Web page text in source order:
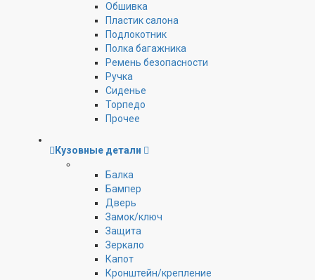
Обшивка
Пластик салона
Подлокотник
Полка багажника
Ремень безопасности
Ручка
Сиденье
Торпедо
Прочее
Кузовные детали
Балка
Бампер
Дверь
Замок/ключ
Защита
Зеркало
Капот
Кронштейн/крепление